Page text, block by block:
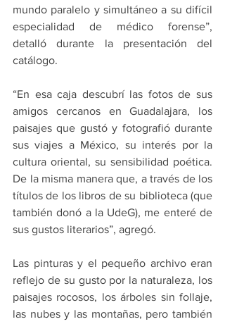
mundo paralelo y simultáneo a su difícil
especialidad de médico forense”,
detalló durante la presentación del
catálogo.
“En esa caja descubrí las fotos de sus
amigos cercanos en Guadalajara, los
paisajes que gustó y fotografió durante
sus viajes a México, su interés por la
cultura oriental, su sensibilidad poética.
De la misma manera que, a través de los
títulos de los libros de su biblioteca (que
también donó a la UdeG), me enteré de
sus gustos literarios”, agregó.
Las pinturas y el pequeño archivo eran
reflejo de su gusto por la naturaleza, los
paisajes rocosos, los árboles sin follaje,
las nubes y las montañas, pero también